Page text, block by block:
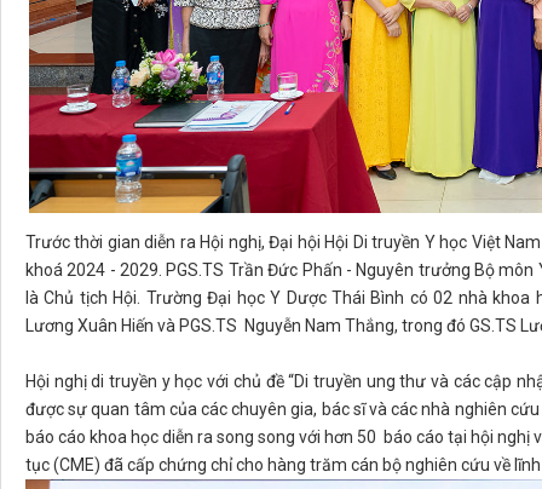
Trước thời gian diễn ra Hội nghị, Đại hội Hội Di truyền Y học Việt
khoá 2024 - 2029. PGS.TS Trần Đức Phấn - Nguyên trưởng Bộ
là Chủ tịch Hội. Trường Đại học Y Dược Thái Bình có 02 nhà
Lương Xuân Hiến và PGS.TS Nguyễn Nam Thắng, trong đó GS.TS
Hội nghị di truyền y học với chủ đề “Di truyền ung thư và các cập
được sự quan tâm của các chuyên gia, bác sĩ và các nhà nghiên
báo cáo khoa học diễn ra song song với hơn 50 báo cáo tại hội
tục (CME) đã cấp chứng chỉ cho hàng trăm cán bộ nghiên cứu về